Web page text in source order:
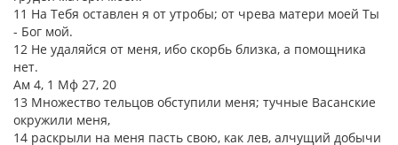
11 На Тебя оставлен я от утробы; от чрева матери моей Ты
- Бог мой.
12 Не удаляйся от меня, ибо скорбь близка, а помощника
нет.
Ам 4, 1 Мф 27, 20
13 Множество тельцов обступили меня; тучные Васанские
окружили меня,
14 раскрыли на меня пасть свою, как лев, алчущий добычи